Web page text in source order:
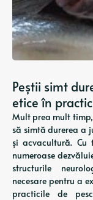
Peștii simt
etice în
Mult prea mult
să simtă durerea a
și acvacultură. Cu
numeroase
structurile
necesare pentru a
practicile de